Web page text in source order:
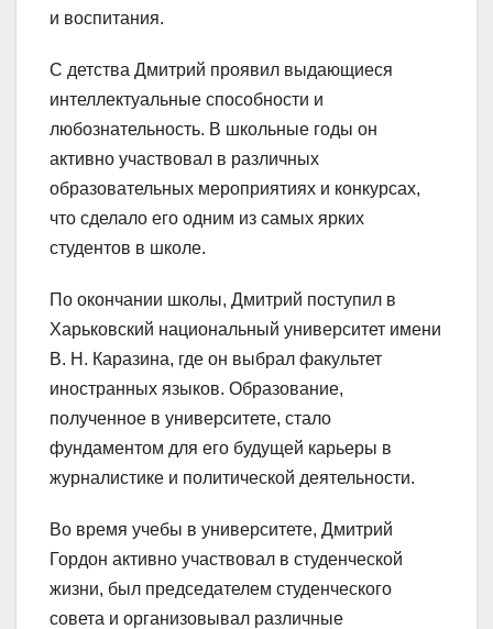
и воспитания.
С детства Дмитрий проявил выдающиеся
интеллектуальные способности и
любознательность. В школьные годы он
активно участвовал в различных
образовательных мероприятиях и конкурсах,
что сделало его одним из самых ярких
студентов в школе.
По окончании школы, Дмитрий поступил в
Харьковский национальный университет имени
В. Н. Каразина, где он выбрал факультет
иностранных языков. Образование,
полученное в университете, стало
фундаментом для его будущей карьеры в
журналистике и политической деятельности.
Во время учебы в университете, Дмитрий
Гордон активно участвовал в студенческой
жизни, был председателем студенческого
совета и организовывал различные